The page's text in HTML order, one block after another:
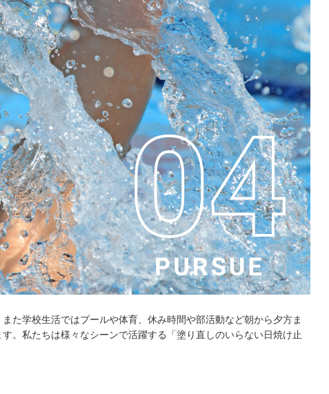
た学校生活ではプールや体育、休み時間や部活動など朝から夕方ま
。私たちは様々なシーンで活躍する「塗り直しのいらない日焼け止